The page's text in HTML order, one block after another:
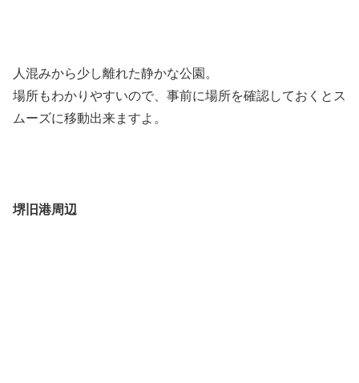
人混みから少し離れた静かな公園。
場所もわかりやすいので、事前に場所を確認しておくとス
ムーズに移動出来ますよ。
堺旧港周辺